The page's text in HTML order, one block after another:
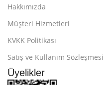
Hakkımızda
Müşteri Hizmetleri
KVKK Politikası
Satış ve Kullanım Sözleşmesi
Üyelikler